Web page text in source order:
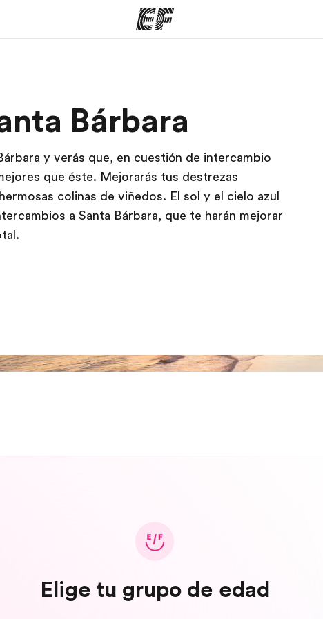
hacemos Encuentra una oficina
Bárbara
y verás que, en cuestión de intercambio
que éste. Mejorarás tus destrezas
colinas de viñedos. El sol y el cielo azul
a Santa Bárbara, que te harán mejorar
Elige tu grupo de edad